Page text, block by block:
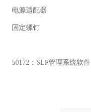
电源适配器
固定螺钉
50172：SLP管理系统软件